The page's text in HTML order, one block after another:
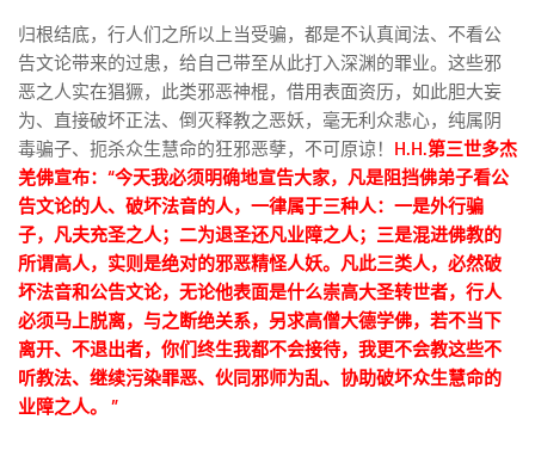
归根结底，行人们之所以上当受骗，都是不认真闻法、不看公
告文论带来的过患，给自己带至从此打入深渊的罪业。这些邪
恶之人实在猖獗，此类邪恶神棍，借用表面资历，如此胆大妄
为、直接破坏正法、倒灭释教之恶妖，毫无利众悲心，纯属阴
毒骗子、扼杀众生慧命的狂邪恶孽，不可原谅！ H.H.第三世多杰
羌佛宣布：“今天我必须明确地宣告大家，凡是阻挡佛弟子看公
告文论的人、破坏法音的人，一律属于三种人：一是外行骗
子，凡夫充圣之人；二为退圣还凡业障之人；三是混进佛教的
所谓高人，实则是绝对的邪恶精怪人妖。凡此三类人，必然破
坏法音和公告文论，无论他表面是什么崇高大圣转世者，行人
必须马上脱离，与之断绝关系，另求高僧大德学佛，若不当下
离开、不退出者，你们终生我都不会接待，我更不会教这些不
听教法、继续污染罪恶、伙同邪师为乱、协助破坏众生慧命的
业障之人。
”